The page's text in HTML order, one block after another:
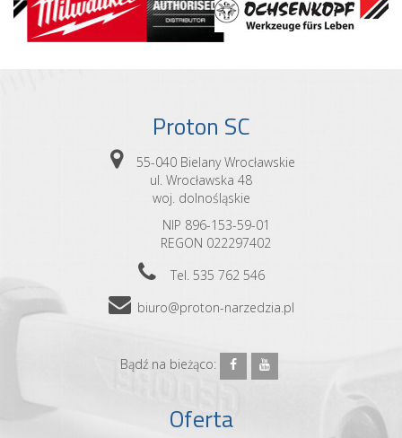
Proton SC
55-040 Bielany Wrocławskie
ul. Wrocławska 48
woj. dolnośląskie
NIP 896-153-59-01
REGON 022297402
Tel. 535 762 546
biuro@proton-narzedzia.pl
Bądź na bieżąco:
Oferta